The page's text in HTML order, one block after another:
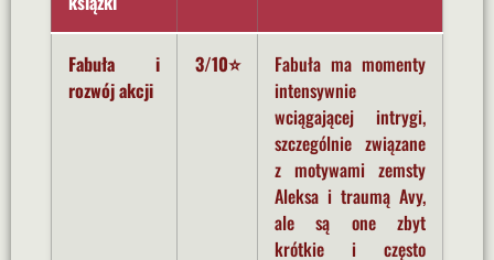
Fabuła i
rozwój akcji
3/10⭐
Fabuła ma momenty
intensywnie
wciągającej intrygi,
szczególnie związane
z motywami zemsty
Aleksa i traumą Avy,
ale są one zbyt
krótkie i często